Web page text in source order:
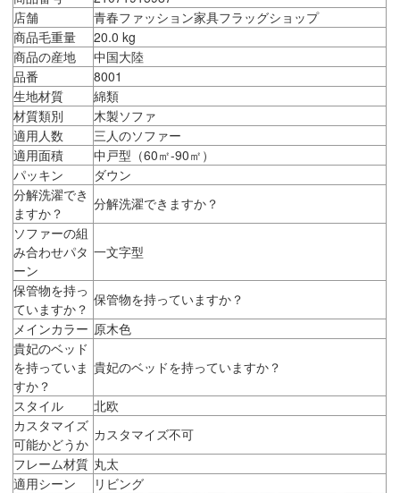
店舗
青春ファッション家具フラッグショップ
商品毛重量
20.0 kg
商品の産地
中国大陸
品番
8001
生地材質
綿類
材質類別
木製ソファ
適用人数
三人のソファー
適用面積
中戸型（60㎡-90㎡）
パッキン
ダウン
分解洗濯でき
ますか？
分解洗濯できますか？
ソファーの組
み合わせパタ
ーン
一文字型
保管物を持っ
ていますか？
保管物を持っていますか？
メインカラー 原木色
貴妃のベッド
を持っていま
すか？
貴妃のベッドを持っていますか？
スタイル
北欧
カスタマイズ
可能かどうか
カスタマイズ不可
フレーム材質 丸太
適用シーン
リビング